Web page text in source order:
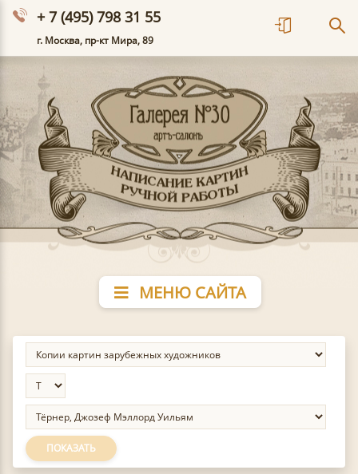
+ 7 (495) 798 31 55
г. Москва, пр-кт Мира, 89
МЕНЮ САЙТА
ПОКАЗАТЬ